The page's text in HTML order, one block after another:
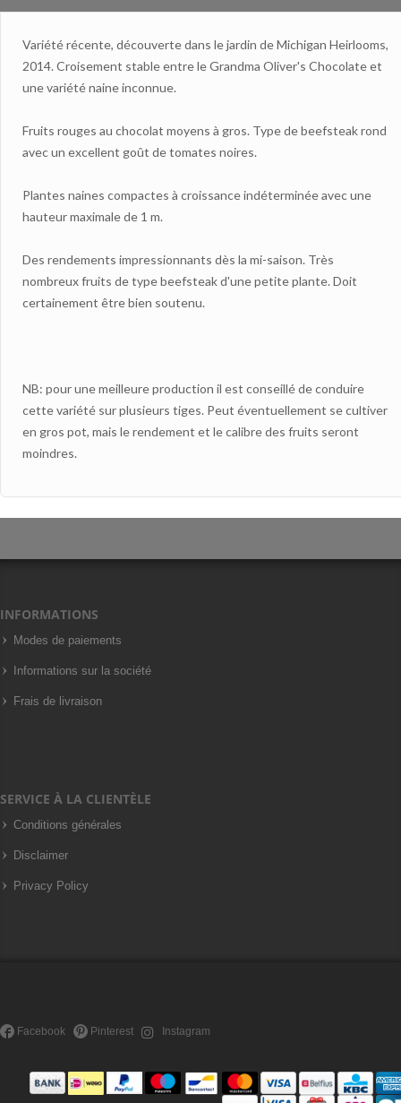
Variété récente, découverte dans le jardin de Michigan Heirlooms,
2014. Croisement stable entre le Grandma Oliver's Chocolate et
une variété naine inconnue.
Fruits rouges au chocolat moyens à gros. Type de beefsteak rond
avec un excellent goût de tomates noires.
Plantes naines compactes à croissance indéterminée avec une
hauteur maximale de 1 m.
Des rendements impressionnants dès la mi-saison. Très
nombreux fruits de type beefsteak d'une petite plante. Doit
certainement être bien soutenu.
NB: pour une meilleure production il est conseillé de conduire
cette variété sur plusieurs tiges. Peut éventuellement se cultiver
en gros pot, mais le rendement et le calibre des fruits seront
moindres.
INFORMATIONS
Modes de paiements
Informations sur la société
Frais de livraison
SERVICE À LA CLIENTÈLE
Conditions générales
Disclaimer
Privacy Policy
Facebook Pinterest Instagram